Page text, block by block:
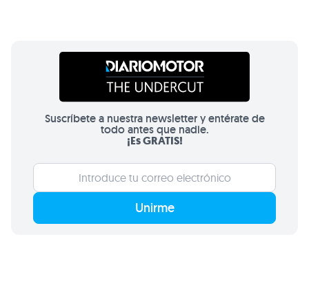
Suscríbete a nuestra newsletter y entérate de
todo antes que nadie.
¡Es GRATIS!
Unirme